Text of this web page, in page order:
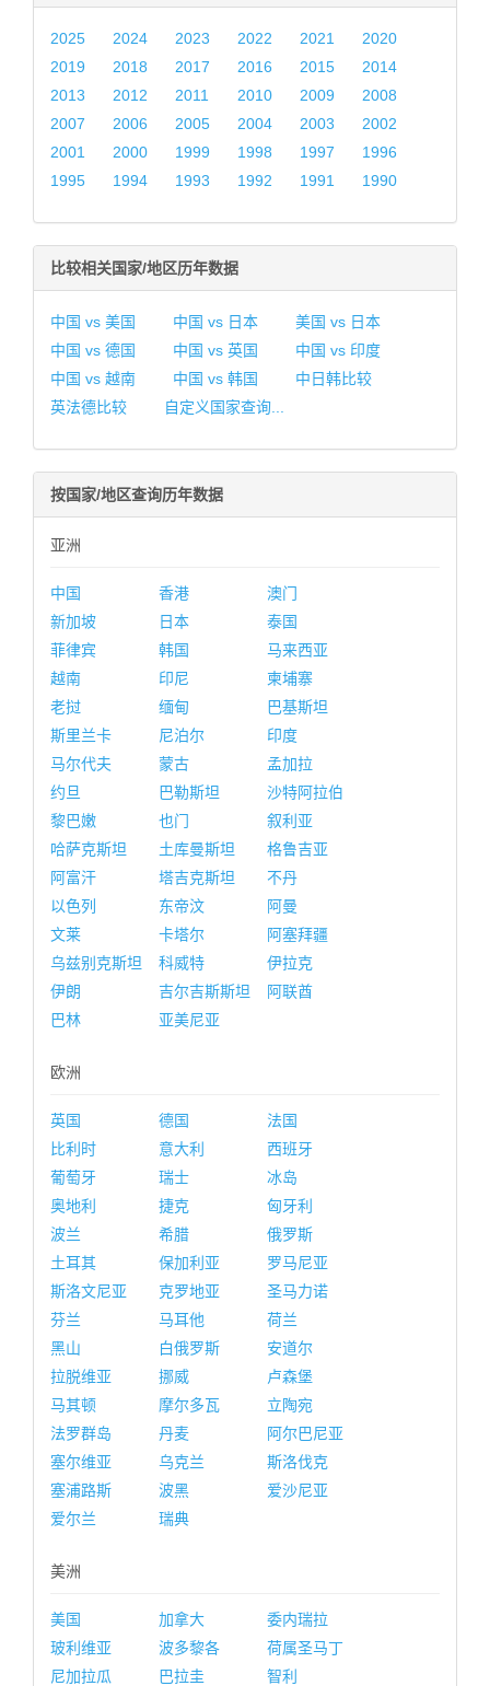
2025 2024 2023 2022 2021
2020
2019
2018 2017 2016 2015
2014
2013
2012 2011 2010 2009
2008
2007
2006 2005 2004 2003
2002
2001
2000 1999 1998 1997
1996
1995
1994 1993 1992 1991 1990
比较相关国家/地区历年数据
中国 vs 美国 中国 vs 日本
美国 vs 日本
中国 vs 德国
中国 vs 英国
中国 vs 印度
中国 vs 越南
中国 vs 韩国
中日韩比较
英法德比较
自定义国家查询...
按国家/地区查询历年数据
亚洲
中国 香港
澳门
新加坡
日本
泰国
菲律宾
韩国
马来西亚
越南
印尼
柬埔寨
老挝
缅甸
巴基斯坦
斯里兰卡
尼泊尔
印度
马尔代夫
蒙古
孟加拉
约旦
巴勒斯坦
沙特阿拉伯
黎巴嫩
也门
叙利亚
哈萨克斯坦
土库曼斯坦
格鲁吉亚
阿富汗
塔吉克斯坦
不丹
以色列
东帝汶
阿曼
文莱
卡塔尔
阿塞拜疆
乌兹别克斯坦
科威特
伊拉克
伊朗
吉尔吉斯斯坦
阿联酋
巴林
亚美尼亚
欧洲
英国 德国
法国
比利时
意大利
西班牙
葡萄牙
瑞士
冰岛
奥地利
捷克
匈牙利
波兰
希腊
俄罗斯
土耳其
保加利亚
罗马尼亚
斯洛文尼亚
克罗地亚
圣马力诺
芬兰
马耳他
荷兰
黑山
白俄罗斯
安道尔
拉脱维亚
挪威
卢森堡
马其顿
摩尔多瓦
立陶宛
法罗群岛
丹麦
阿尔巴尼亚
塞尔维亚
乌克兰
斯洛伐克
塞浦路斯
波黑
爱沙尼亚
爱尔兰
瑞典
美洲
美国 加拿大
委内瑞拉
玻利维亚
波多黎各
荷属圣马丁
尼加拉瓜
巴拉圭
智利